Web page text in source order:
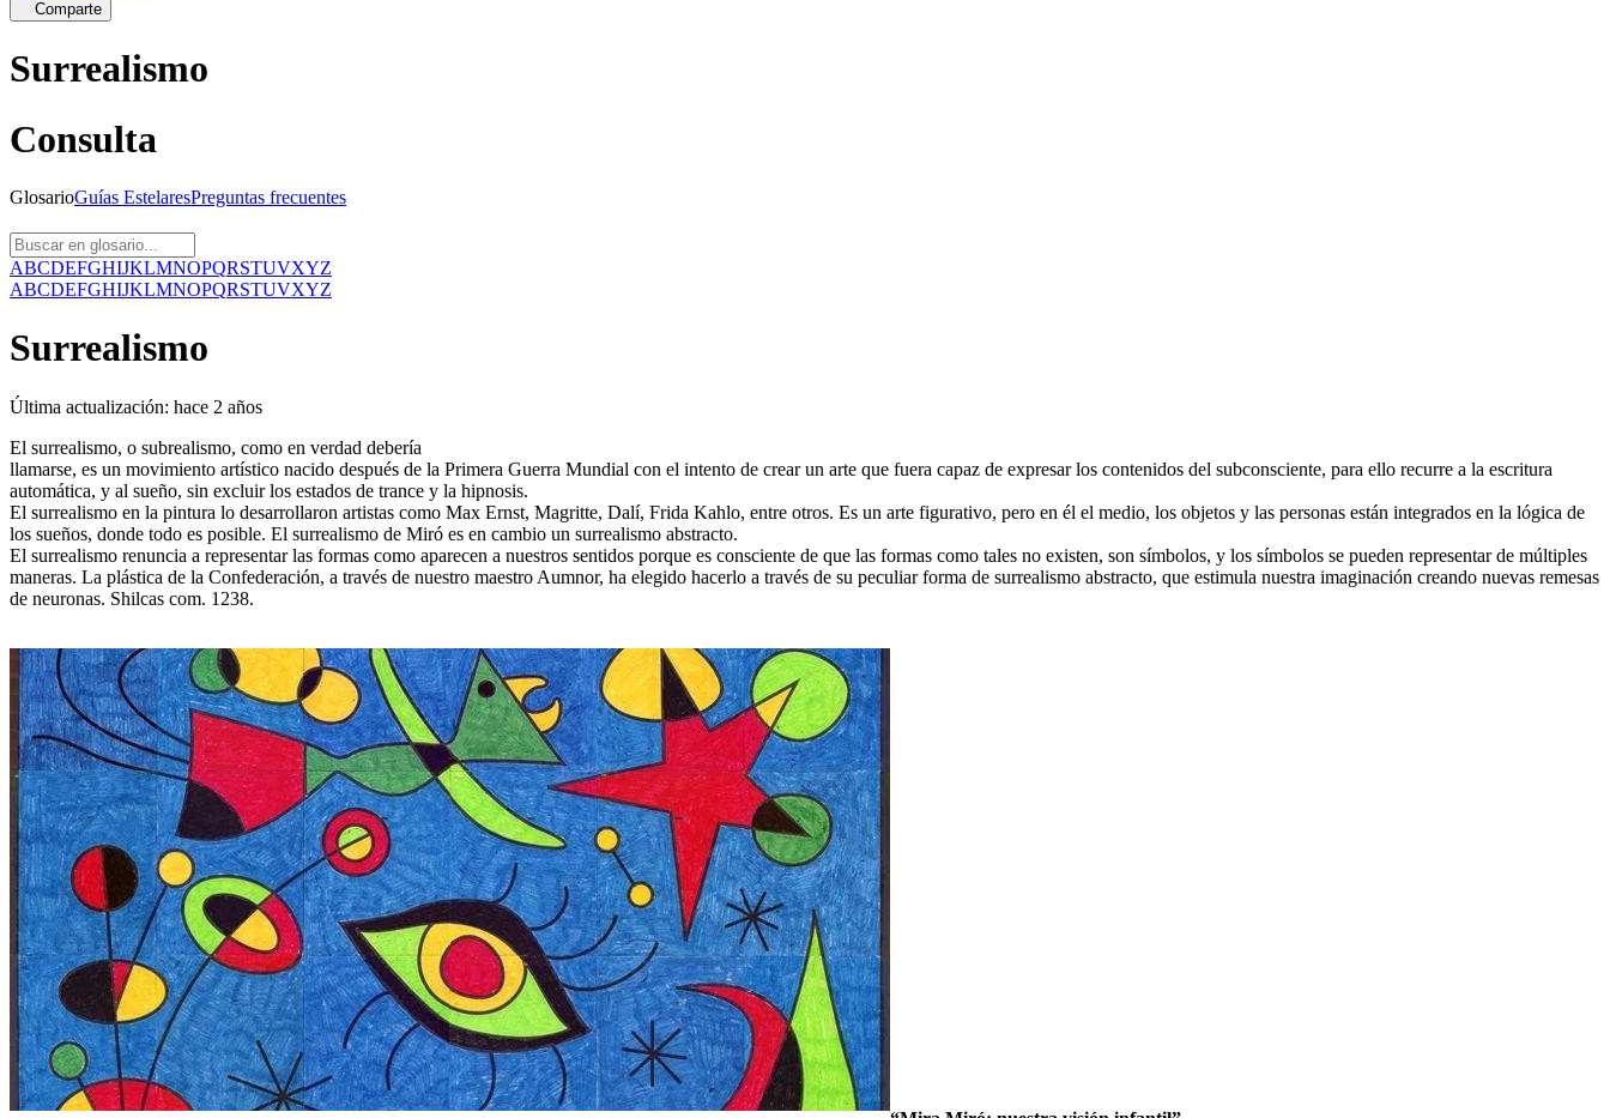
Comparte
Surrealismo
Consulta
GlosarioGuías EstelaresPreguntas frecuentes
ABCDEFGHIJKLMNOPQRSTUVXYZ
ABCDEFGHIJKLMNOPQRSTUVXYZ
Surrealismo
Última actualización: hace 2 años
El surrealismo, o subrealismo, como en verdad debería
llamarse, es un movimiento artístico nacido después de la Primera Guerra Mundial con el intento de crear un arte que fuera capaz de expresar los contenidos del subconsciente, para ello recurre a la escritura
automática, y al sueño, sin excluir los estados de trance y la hipnosis.
El surrealismo en la pintura lo desarrollaron artistas como Max Ernst, Magritte, Dalí, Frida Kahlo, entre otros. Es un arte figurativo, pero en él el medio, los objetos y las personas están integrados en la lógica de
los sueños, donde todo es posible. El surrealismo de Miró es en cambio un surrealismo abstracto.
El surrealismo renuncia a representar las formas como aparecen a nuestros sentidos porque es consciente de que las formas como tales no existen, son símbolos, y los símbolos se pueden representar de múltiples
maneras. La plástica de la Confederación, a través de nuestro maestro Aumnor, ha elegido hacerlo a través de su peculiar forma de surrealismo abstracto, que estimula nuestra imaginación creando nuevas remesas
de neuronas. Shilcas com. 1238.